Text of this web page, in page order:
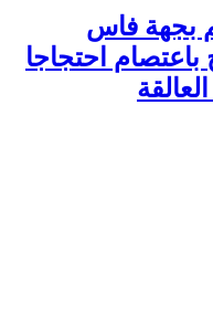
بجهة فاس
احتجاجا